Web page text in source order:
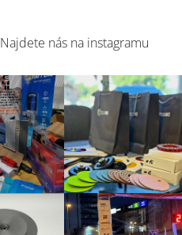
Najdete nás na instagramu